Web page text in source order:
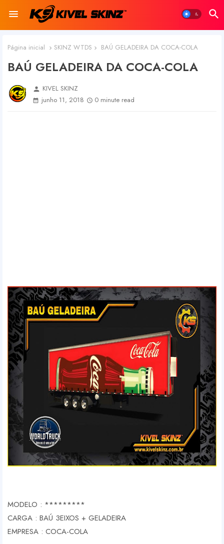
Página inicial SKINZ WTDS BAÚ GELADEIRA DA COCA-COLA
BAÚ GELADEIRA DA COCA-COLA
person KIVEL SKINZ
junho 11, 2018
0 minute read
MODELO : *********
CARGA : BAÚ 3EIXOS + GELADEIRA
EMPRESA : COCA-COLA